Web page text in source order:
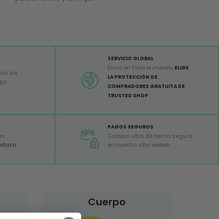
los
SERVICIO GLOBAL
Envío en todo el mundo, ELIGE
LA PROTECCIÓN DE
COMPRADORES GRATUITA DE
TRUSTED SHOP
PAGOS SEGUROS
Compre ultra de forma segura
en nuestro sitio webeb
Cuerpo